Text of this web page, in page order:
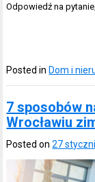
Odpowiedź na
Posted in Dom i
7 sposobów
Wrocławiu
Posted on27